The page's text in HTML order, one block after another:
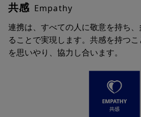
共感 Empathy
連携は、すべての人に敬意を持ち
ることで実現します。共感を持つ
を思いやり、協力し合います。